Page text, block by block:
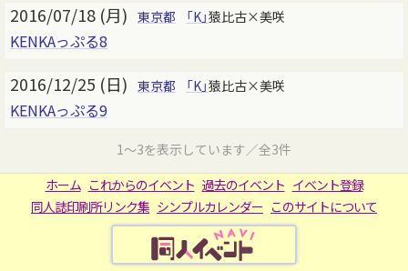
2016/07/18 (月) 東京都 「K」猿比古×美咲
KENKAっぷる8
2016/12/25 (日) 東京都 「K」猿比古×美咲
KENKAっぷる9
1～3を表示しています／全3件
ホーム これからのイベント 過去のイベント イベント登録
同人誌印刷所リンク集 シンプルカレンダー このサイトについて